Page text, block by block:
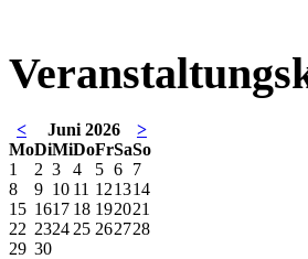
< Juni 2026
>
MoDiMiDoFrSaSo
1
2 3 4 5 6 7
8
9 10 11 121314
15 1617 18 192021
22 2324 25 262728
29 30